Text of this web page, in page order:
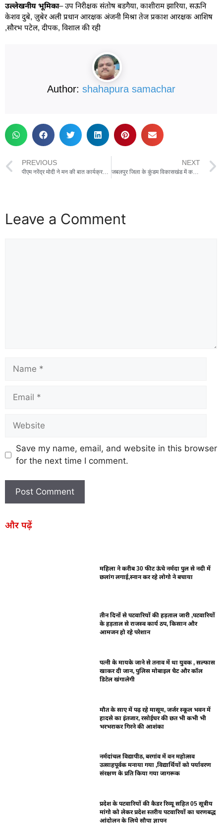
उल्लेखनीय भूमिका– उप निरीक्षक संतोष बडगैया, काशीराम झारिया, सऊनि
केशव दुबे, ज़ुबेर अली प्रधान आरक्षक अंजनी मिश्रा तेज प्रकाश आरक्षक आशिष
,सौरभ पटेल, दीपक, विशाल की रही
Author: shahapura samachar
PREVIOUS
पीएम नरेंद्र मोदी ने मन की बात कार्यक्रम में बोला महिलाओं का हो रहा आर्थिक सशक्तिकरण, आत्मनिर्भरता की मिसाल शारदा आजीविका स्व-सहायता समूह ने राष्ट्रीय स्तर पर बढ़ाया डिंडौरी का मान
NEXT
जबलपुर जिला के कुंडम विकासखंड में कई जनजातीय गांव में संपर्क करके बीमारों को विशाल निशुल्क स्वास्थ्य शिविर में चिकित्सा सेवा का लाभ उठाने के लिए प्रोत्साहित किया
Leave a Comment
Save my name, email, and website in this browser
for the next time I comment.
और पढ़ें
महिला ने करीब 30 फीट ऊंचे नर्मदा पुल से नदी में
छलांग लगाई,स्नान कर रहे लोगो ने बचाया
तीन दिनों से पटवारियों की हड़ताल जारी ,पटवारियों
के हड़ताल से राजस्व कार्य ठप, किसान और
आमजन हो रहे परेशान
पत्नी के मायके जाने से तनाव में था युवक , सल्फास
खाकर दी जान, पुलिस मोबाइल चैट और कॉल
डिटेल खंगालेगी
मौत के साए में पढ़ रहे मासूम, जर्जर स्कूल भवन में
हादसे का इंतजार, रसोईघर की छत भी कभी भी
भरभराकर गिरने की आशंका
नर्मदांचल विद्यापीठ, बरगांव में वन महोत्सव
उत्साहपूर्वक मनाया गया ,विद्यार्थियों को पर्यावरण
संरक्षण के प्रति किया गया जागरूक
प्रदेश के पटवारियों की कैडर रिव्यू सहित 05 सूत्रीय
मांगो को लेकर प्रदेश स्तरीय पटवारियों का चरणबद्ध
आंदोलन के लिये सौपा ज्ञापन